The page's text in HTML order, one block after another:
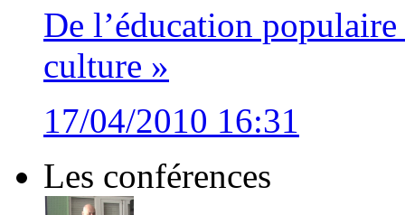
De l’éducation
culture »
17/04/2010 16:31
Les conférences